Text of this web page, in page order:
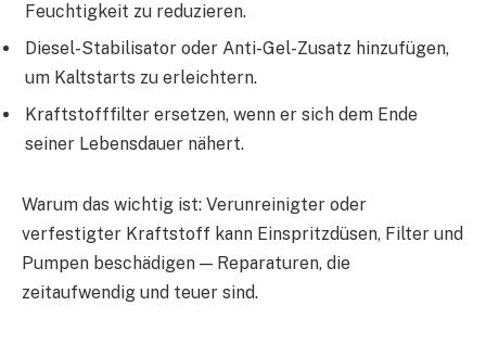
Feuchtigkeit zu reduzieren.
Diesel-Stabilisator oder Anti-Gel-Zusatz hinzufügen,
um Kaltstarts zu erleichtern.
Kraftstofffilter ersetzen, wenn er sich dem Ende
seiner Lebensdauer nähert.
Warum das wichtig ist: Verunreinigter oder
verfestigter Kraftstoff kann Einspritzdüsen, Filter und
Pumpen beschädigen — Reparaturen, die
zeitaufwendig und teuer sind.